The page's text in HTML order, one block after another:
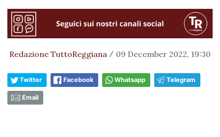
Redazione TuttoReggiana / 09 December 2022, 19:30
Twitter Facebook Whatsapp Telegram
Email